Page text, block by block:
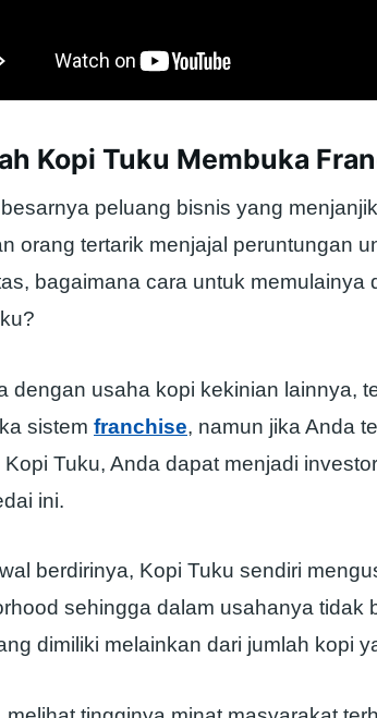
Kopi Tuku Membuka
peluang bisnis yang
orang tertarik menjajal peruntungan
bagaimana cara untuk memulainya
dengan usaha kopi kekinian lainnya,
sistem franchise, namun jika Anda
Tuku, Anda dapat menjadi
ini.
berdirinya, Kopi Tuku sendiri
sehingga dalam usahanya tidak
dimiliki melainkan dari jumlah kopi